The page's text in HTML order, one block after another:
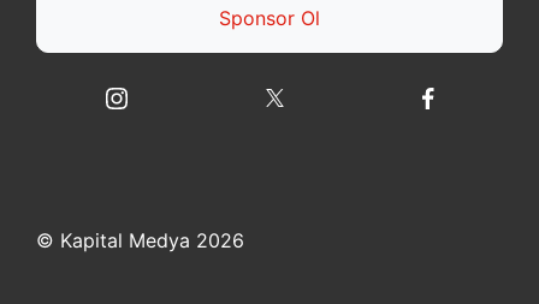
Sponsor Ol
© Kapital Medya 2026